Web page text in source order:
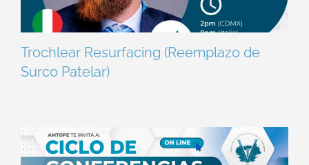
Trochlear Resurfacing (Reemplazo de
Surco Patelar)